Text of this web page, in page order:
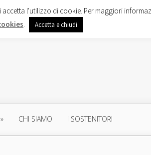
» CHI SIAMO I SOSTENITORI
l'utilizzo di cookie. Per maggiori
. Accetta e chiudi